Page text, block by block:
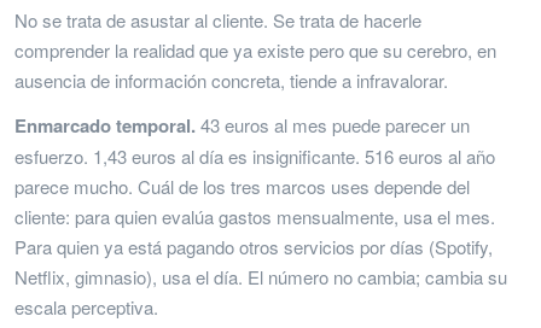
No se trata de asustar al cliente. Se trata de hacerle
comprender la realidad que ya existe pero que su cerebro, en
ausencia de información concreta, tiende a infravalorar.
Enmarcado temporal.43 euros al mes puede parecer un
esfuerzo. 1,43 euros al día es insignificante. 516 euros al año
parece mucho. Cuál de los tres marcos uses depende del
cliente: para quien evalúa gastos mensualmente, usa el mes.
Para quien ya está pagando otros servicios por días (Spotify,
Netflix, gimnasio), usa el día. El número no cambia; cambia su
escala perceptiva.